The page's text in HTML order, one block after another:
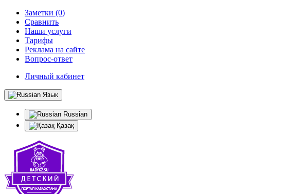
Заметки (0)
Сравнить
Наши услуги
Тарифы
Реклама на сайте
Вопрос-ответ
Личный кабинет
Язык
Russian
Қазақ